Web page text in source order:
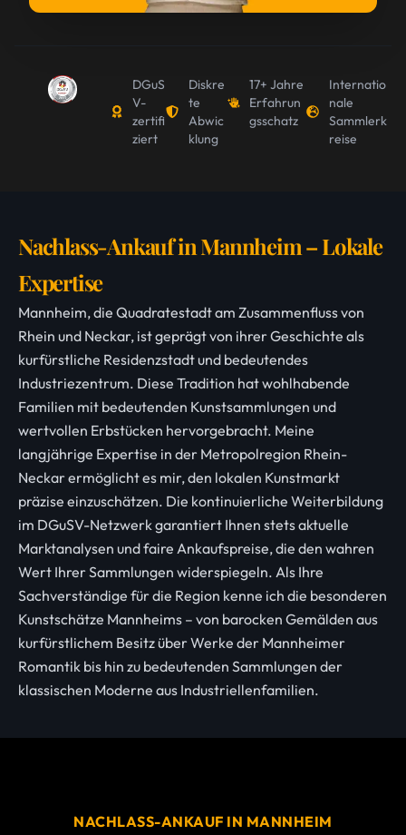
DGuS
V-
zertifi
ziert
Diskre
te
Abwic
klung
17+ Jahre
Erfahrun
gsschatz
Internatio
nale
Sammlerk
reise
Nachlass-Ankauf in Mannheim – Lokale
Expertise
Mannheim, die Quadratestadt am Zusammenfluss von
Rhein und Neckar, ist geprägt von ihrer Geschichte als
kurfürstliche Residenzstadt und bedeutendes
Industriezentrum. Diese Tradition hat wohlhabende
Familien mit bedeutenden Kunstsammlungen und
wertvollen Erbstücken hervorgebracht. Meine
langjährige Expertise in der Metropolregion Rhein-
Neckar ermöglicht es mir, den lokalen Kunstmarkt
präzise einzuschätzen. Die kontinuierliche Weiterbildung
im DGuSV-Netzwerk garantiert Ihnen stets aktuelle
Marktanalysen und faire Ankaufspreise, die den wahren
Wert Ihrer Sammlungen widerspiegeln. Als Ihre
Sachverständige für die Region kenne ich die besonderen
Kunstschätze Mannheims – von barocken Gemälden aus
kurfürstlichem Besitz über Werke der Mannheimer
Romantik bis hin zu bedeutenden Sammlungen der
klassischen Moderne aus Industriellenfamilien.
NACHLASS-ANKAUF IN MANNHEIM